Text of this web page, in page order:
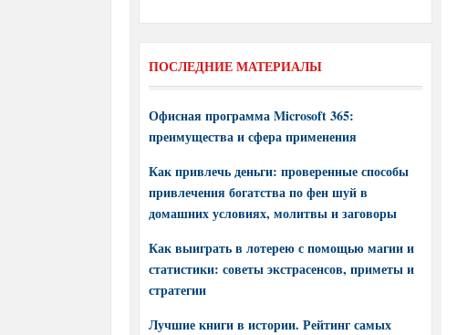
ПОСЛЕДНИЕ МАТЕРИАЛЫ
Офисная программа Microsoft 365:
преимущества и сфера применения
Как привлечь деньги: проверенные способы
привлечения богатства по фен шуй в
домашних условиях, молитвы и заговоры
Как выиграть в лотерею с помощью магии и
статистики: советы экстрасенсов, приметы и
стратегии
Лучшие книги в истории. Рейтинг самых